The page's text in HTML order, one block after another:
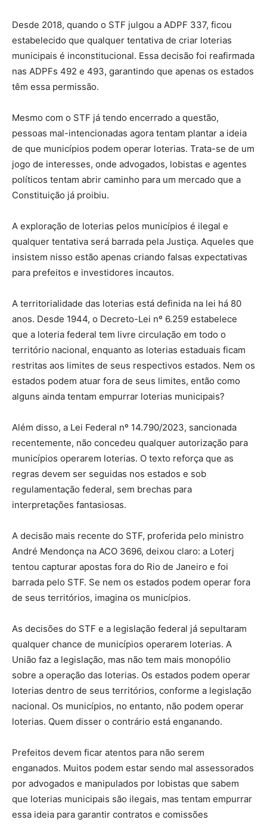
Desde 2018, quando o STF julgou a ADPF 337, ficou
estabelecido que qualquer tentativa de criar loterias
municipais é inconstitucional. Essa decisão foi reafirmada
nas ADPFs 492 e 493, garantindo que apenas os estados
têm essa permissão.
Mesmo com o STF já tendo encerrado a questão,
pessoas mal-intencionadas agora tentam plantar a ideia
de que municípios podem operar loterias. Trata-se de um
jogo de interesses, onde advogados, lobistas e agentes
políticos tentam abrir caminho para um mercado que a
Constituição já proibiu.
A exploração de loterias pelos municípios é ilegal e
qualquer tentativa será barrada pela Justiça. Aqueles que
insistem nisso estão apenas criando falsas expectativas
para prefeitos e investidores incautos.
A territorialidade das loterias está definida na lei há 80
anos. Desde 1944, o Decreto-Lei nº 6.259 estabelece
que a loteria federal tem livre circulação em todo o
território nacional, enquanto as loterias estaduais ficam
restritas aos limites de seus respectivos estados. Nem os
estados podem atuar fora de seus limites, então como
alguns ainda tentam empurrar loterias municipais?
Além disso, a Lei Federal nº 14.790/2023, sancionada
recentemente, não concedeu qualquer autorização para
municípios operarem loterias. O texto reforça que as
regras devem ser seguidas nos estados e sob
regulamentação federal, sem brechas para
interpretações fantasiosas.
A decisão mais recente do STF, proferida pelo ministro
André Mendonça na ACO 3696, deixou claro: a Loterj
tentou capturar apostas fora do Rio de Janeiro e foi
barrada pelo STF. Se nem os estados podem operar fora
de seus territórios, imagina os municípios.
As decisões do STF e a legislação federal já sepultaram
qualquer chance de municípios operarem loterias. A
União faz a legislação, mas não tem mais monopólio
sobre a operação das loterias. Os estados podem operar
loterias dentro de seus territórios, conforme a legislação
nacional. Os municípios, no entanto, não podem operar
loterias. Quem disser o contrário está enganando.
Prefeitos devem ficar atentos para não serem
enganados. Muitos podem estar sendo mal assessorados
por advogados e manipulados por lobistas que sabem
que loterias municipais são ilegais, mas tentam empurrar
essa ideia para garantir contratos e comissões